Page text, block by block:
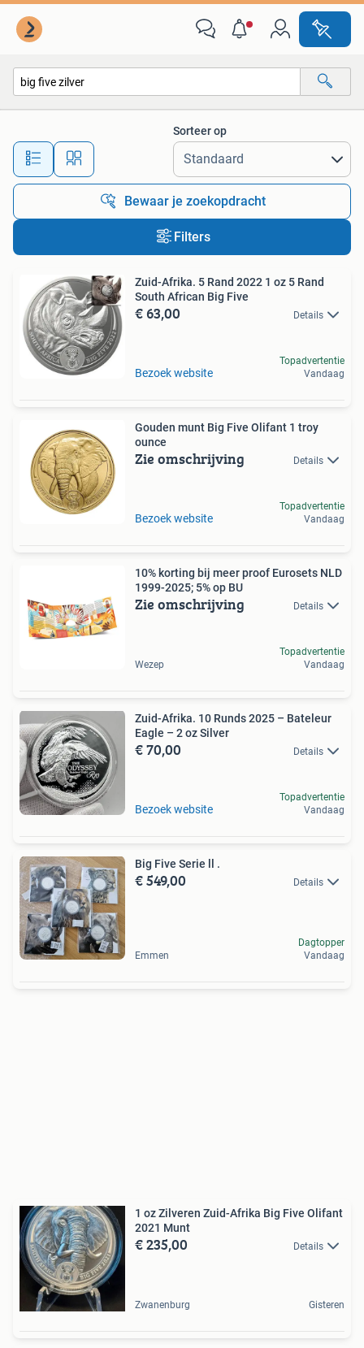
Alle afstanden…
Sorteer op
Bewaar je zoekopdracht
Filters
Zuid-Afrika. 5 Rand 2022 1 oz 5 Rand
South African Big Five
€ 63,00 Details
Bezoek website
Topadvertentie
Vandaag
Gouden munt Big Five Olifant 1 troy
ounce
Zie omschrijving Details
Bezoek website
Topadvertentie
Vandaag
10% korting bij meer proof Eurosets NLD
1999-2025; 5% op BU
Zie omschrijving Details
Wezep
Topadvertentie
Vandaag
Zuid-Afrika. 10 Runds 2025 – Bateleur
Eagle – 2 oz Silver
€ 70,00 Details
Bezoek website
Topadvertentie
Vandaag
Big Five Serie ll .
€ 549,00 Details
Emmen
Dagtopper
Vandaag
1 oz Zilveren Zuid-Afrika Big Five Olifant
2021 Munt
€ 235,00 Details
Zwanenburg Gisteren